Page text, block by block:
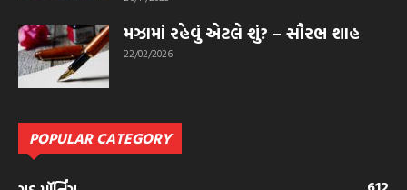
મઝામાં રહેવું એટલે શું? – સૌરભ શાહ
22/02/2026
POPULAR CATEGORY